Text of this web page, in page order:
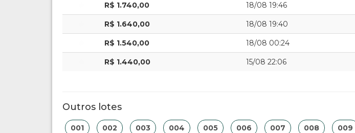
R$ 1.740,00 18/08 19:46
R$ 1.640,00 18/08 19:40
R$ 1.540,00 18/08 00:24
R$ 1.440,00 15/08 22:06
Outros lotes
001 002 003 004 005 006 007 008 009